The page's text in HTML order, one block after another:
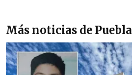
Más noticias de Puebla